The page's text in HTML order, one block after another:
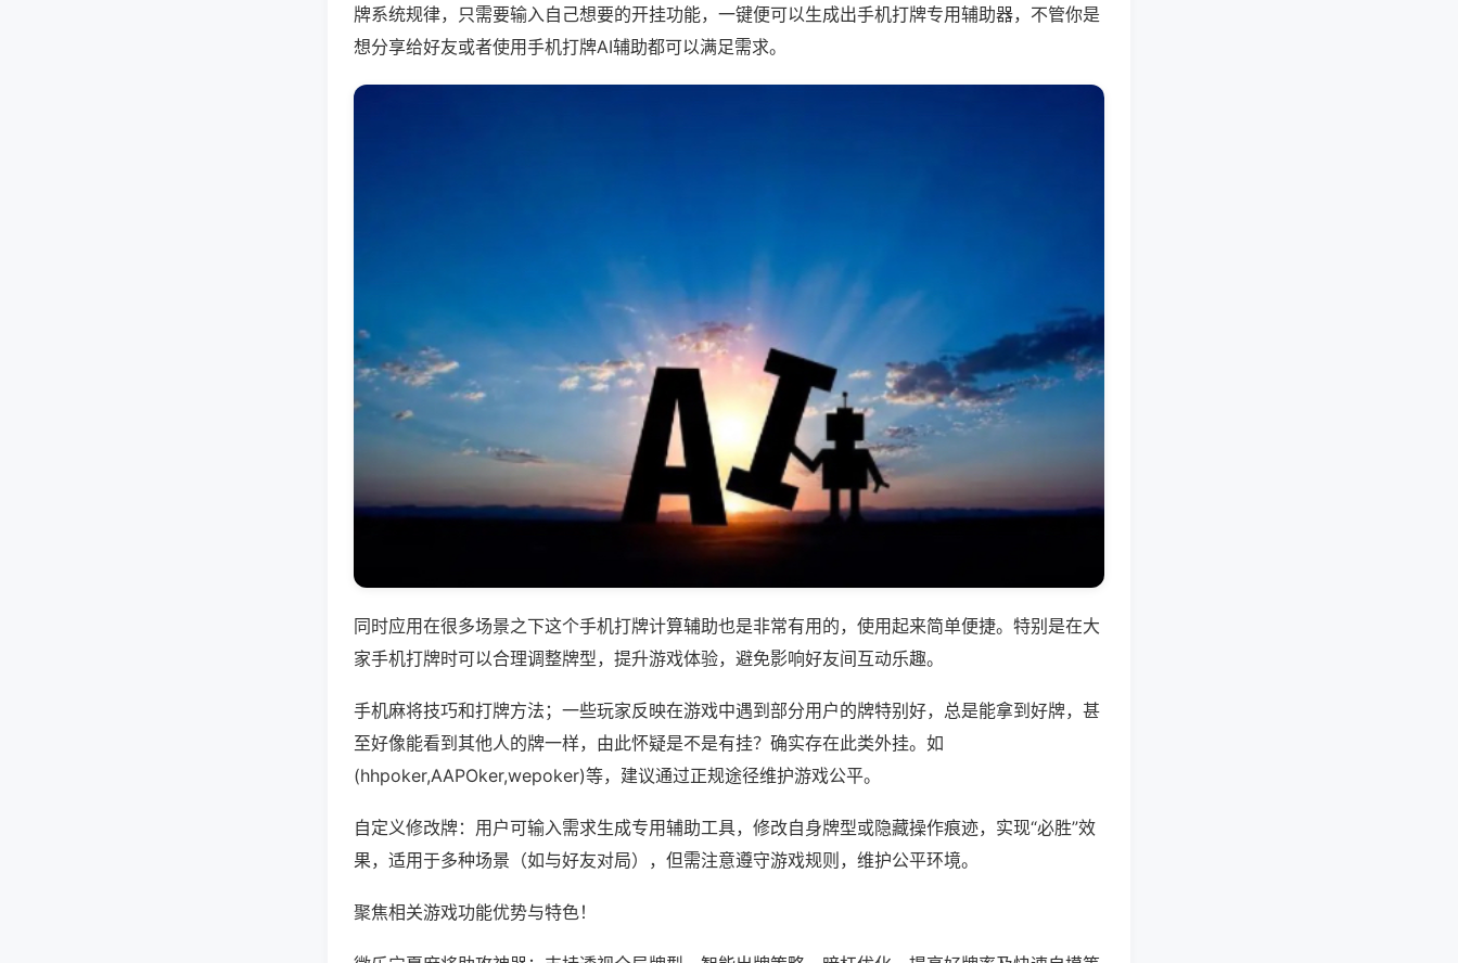
牌系统规律，只需要输入自己想要的开挂功能，一键便可以生成出手机打牌专用辅助器，不管你是
想分享给好友或者使用手机打牌AI辅助都可以满足需求。
同时应用在很多场景之下这个手机打牌计算辅助也是非常有用的，使用起来简单便捷。特别是在大
家手机打牌时可以合理调整牌型，提升游戏体验，避免影响好友间互动乐趣。
手机麻将技巧和打牌方法；一些玩家反映在游戏中遇到部分用户的牌特别好，总是能拿到好牌，甚
至好像能看到其他人的牌一样，由此怀疑是不是有挂？确实存在此类外挂。如
(hhpoker,AAPOker,wepoker)等，建议通过正规途径维护游戏公平。
自定义修改牌：用户可输入需求生成专用辅助工具，修改自身牌型或隐藏操作痕迹，实现“必胜”效
果，适用于多种场景（如与好友对局），但需注意遵守游戏规则，维护公平环境。
聚焦相关游戏功能优势与特色！